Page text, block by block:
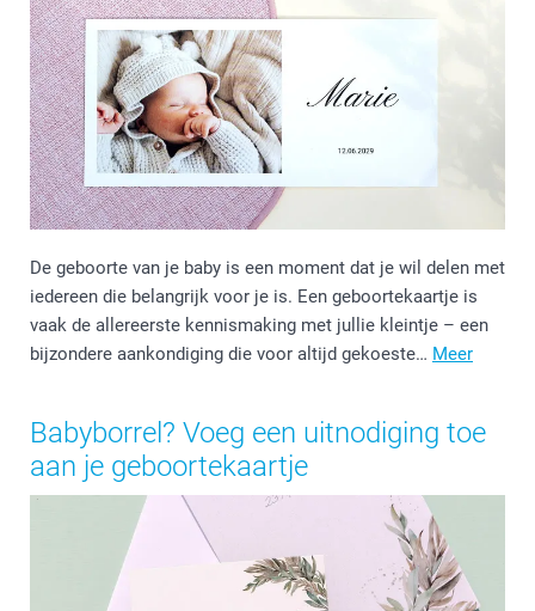
De geboorte van je baby is een moment dat je wil delen met
iedereen die belangrijk voor je is. Een geboortekaartje is
vaak de allereerste kennismaking met jullie kleintje – een
bijzondere aankondiging die voor altijd gekoeste… Meer
Babyborrel? Voeg een uitnodiging toe
aan je geboortekaartje